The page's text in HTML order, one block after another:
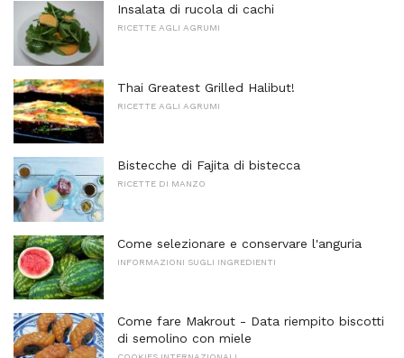
Insalata di rucola di cachi
RICETTE AGLI AGRUMI
Thai Greatest Grilled Halibut!
RICETTE AGLI AGRUMI
Bistecche di Fajita di bistecca
RICETTE DI MANZO
Come selezionare e conservare l'anguria
INFORMAZIONI SUGLI INGREDIENTI
Come fare Makrout - Data riempito biscotti
di semolino con miele